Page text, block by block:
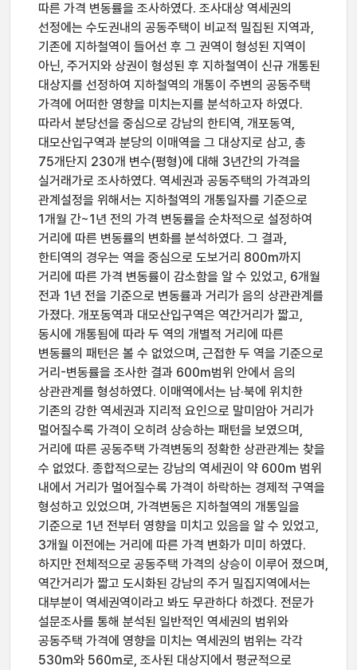
따른 가격 변동률을 조사하였다. 조사대상 역세권의
선정에는 수도권내의 공동주택이 비교적 밀집된 지역과,
기존에 지하철역이 들어선 후 그 권역이 형성된 지역이
아닌, 주거지와 상권이 형성된 후 지하철역이 신규 개통된
대상지를 선정하여 지하철역의 개통이 주변의 공동주택
가격에 어떠한 영향을 미치는지를 분석하고자 하였다.
따라서 분당선을 중심으로 강남의 한티역, 개포동역,
대모산입구역과 분당의 이매역을 그 대상지로 삼고, 총
75개단지 230개 변수(평형)에 대해 3년간의 가격을
실거래가로 조사하였다. 역세권과 공동주택의 가격과의
관계설정을 위해서는 지하철역의 개통일자를 기준으로
1개월 간~1년 전의 가격 변동률을 순차적으로 설정하여
거리에 따른 변동률의 변화를 분석하였다. 그 결과,
한티역의 경우는 역을 중심으로 도보거리 800m까지
거리에 따른 가격 변동률이 감소함을 알 수 있었고, 6개월
전과 1년 전을 기준으로 변동률과 거리가 음의 상관관계를
가졌다. 개포동역과 대모산입구역은 역간거리가 짧고,
동시에 개통됨에 따라 두 역의 개별적 거리에 따른
변동률의 패턴은 볼 수 없었으며, 근접한 두 역을 기준으로
거리-변동률을 조사한 결과 600m범위 안에서 음의
상관관계를 형성하였다. 이매역에서는 남·북에 위치한
기존의 강한 역세권과 지리적 요인으로 말미암아 거리가
멀어질수록 가격이 오히려 상승하는 패턴을 보였으며,
거리에 따른 공동주택 가격변동의 정확한 상관관계는 찾을
수 없었다. 종합적으로는 강남의 역세권이 약 600m 범위
내에서 거리가 멀어질수록 가격이 하락하는 경제적 구역을
형성하고 있었으며, 가격변동은 지하철역의 개통일을
기준으로 1년 전부터 영향을 미치고 있음을 알 수 있었고,
3개월 이전에는 거리에 따른 가격 변화가 미미 하였다.
하지만 전체적으로 공동주택 가격의 상승이 이루어 졌으며,
역간거리가 짧고 도시화된 강남의 주거 밀집지역에서는
대부분이 역세권역이라고 봐도 무관하다 하겠다. 전문가
설문조사를 통해 분석된 일반적인 역세권의 범위와
공동주택 가격에 영향을 미치는 역세권의 범위는 각각
530m와 560m로, 조사된 대상지에서 평균적으로